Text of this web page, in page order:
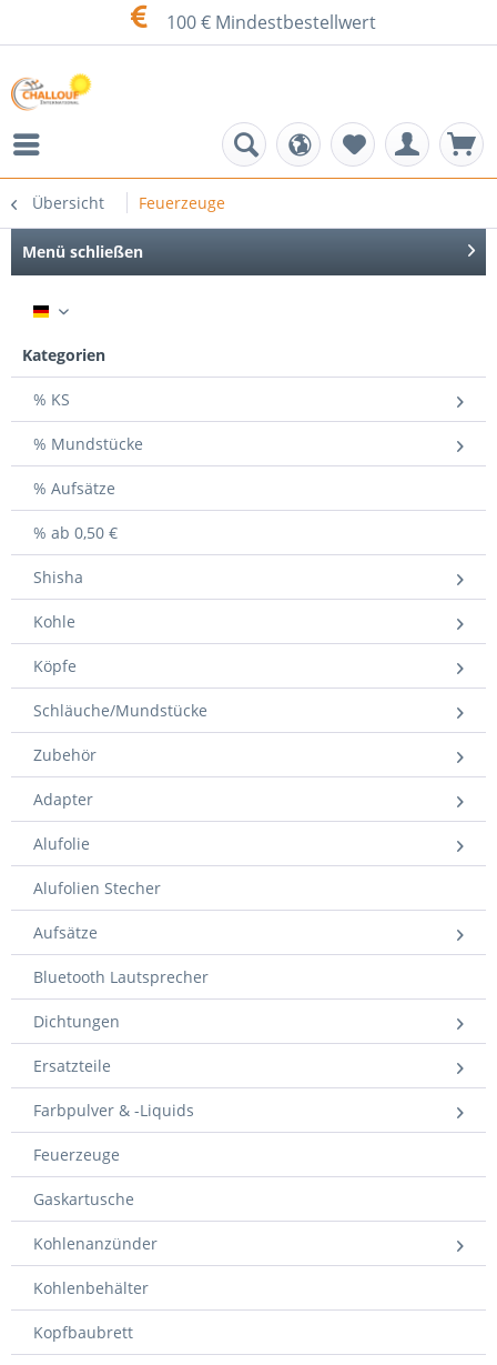
100 € Mindestbestellwert
Übersicht Feuerzeuge
Menü schließen
DE
Kategorien
% KS
% Mundstücke
% Aufsätze
% ab 0,50 €
Shisha
Kohle
Köpfe
Schläuche/Mundstücke
Zubehör
Adapter
Alufolie
Alufolien Stecher
Aufsätze
Bluetooth Lautsprecher
Dichtungen
Ersatzteile
Farbpulver & -Liquids
Feuerzeuge
Gaskartusche
Kohlenanzünder
Kohlenbehälter
Kopfbaubrett